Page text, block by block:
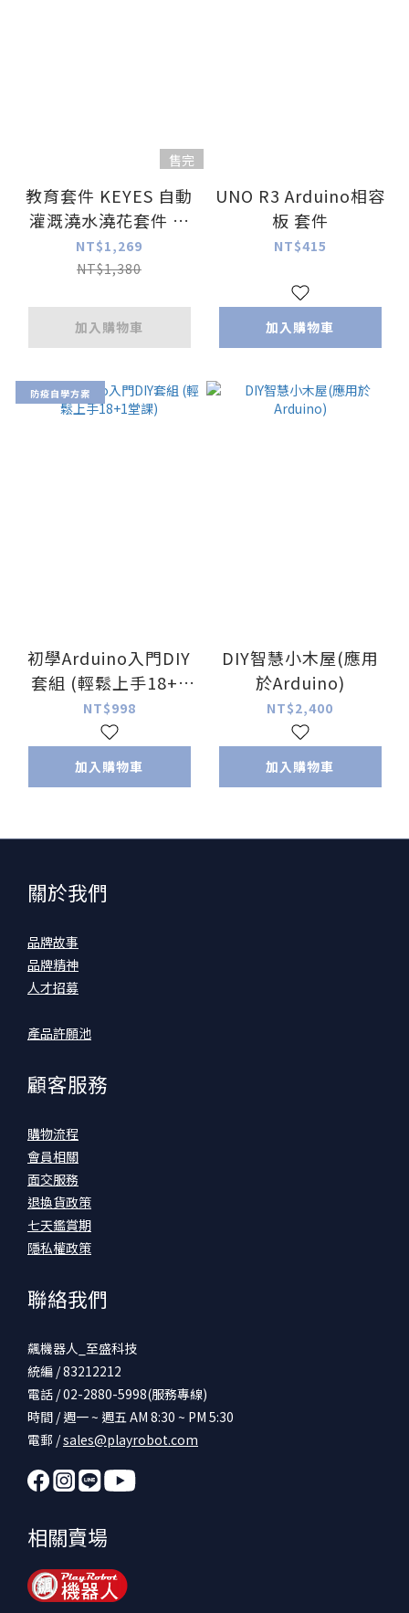
售完
教育套件 KEYES 自動
灌溉澆水澆花套件 適
用 Arduino 及 Mixly
NT$1,269
NT$1,380
加入購物車
UNO R3 Arduino相容
板 套件
NT$415
加入購物車
防疫自學方案
初學Arduino入門DIY
套組 (輕鬆上手18+1
堂課)
NT$998
加入購物車
DIY智慧小木屋(應用
於Arduino)
NT$2,400
加入購物車
關於我們
品牌故事
品牌精神
人才招募
產品許願池
顧客服務
購物流程
會員相關
面交服務
退換貨政策
七天鑑賞期
隱私權政策
聯絡我們
飆機器人_至盛科技
統編 / 83212212
電話 / 02-2880-5998(服務專線)
時間 / 週一 ~ 週五 AM 8:30 ~ PM 5:30
電郵 /sales@playrobot.com
相關賣場